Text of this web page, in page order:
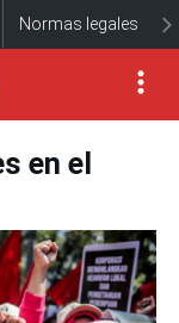
Normas legales
en el